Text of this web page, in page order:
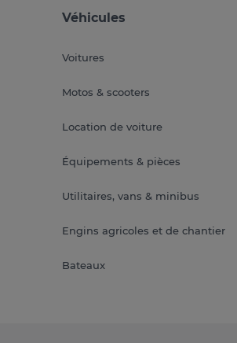
Véhicules
Voitures
Motos & scooters
Location de voiture
Équipements & pièces
Utilitaires, vans & minibus
Engins agricoles et de chantier
Bateaux